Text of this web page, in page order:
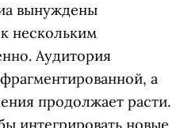
вынуждены
нескольким
Аудитория
а
продолжает расти.